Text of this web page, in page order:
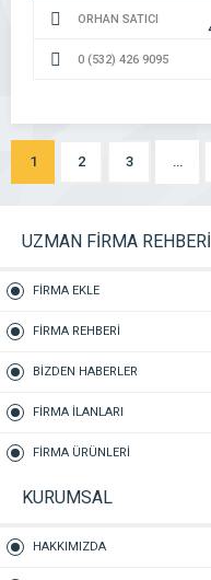
ORHAN SATICI
0 (532) 426 9095
1 2 3 …
UZMAN FİRMA REHBERİ
FİRMA EKLE
FİRMA REHBERİ
BİZDEN HABERLER
FİRMA İLANLARI
FİRMA ÜRÜNLERİ
KURUMSAL
HAKKIMIZDA